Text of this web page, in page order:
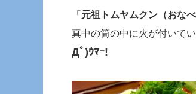
「 元祖トムヤムクン（おなべ
真中の筒の中に火が付いて
Дﾟ)ｳﾏｰ!